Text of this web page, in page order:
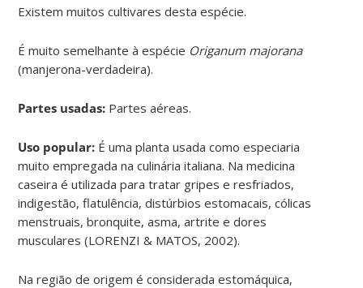
Existem muitos cultivares desta espécie.
É muito semelhante à espécie Origanum majorana
(manjerona-verdadeira).
Partes usadas: Partes aéreas.
Uso popular: É uma planta usada como especiaria
muito empregada na culinária italiana. Na medicina
caseira é utilizada para tratar gripes e resfriados,
indigestão, flatulência, distúrbios estomacais, cólicas
menstruais, bronquite, asma, artrite e dores
musculares (LORENZI & MATOS, 2002).
Na região de origem é considerada estomáquica,